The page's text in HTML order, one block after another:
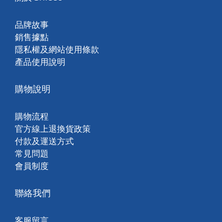
品牌故事
銷售據點
隱私權及網站使用條款
產品使用說明
購物說明
購物流程
官方線上退換貨政策
付款及運送方式
常見問題
會員制度
聯絡我們